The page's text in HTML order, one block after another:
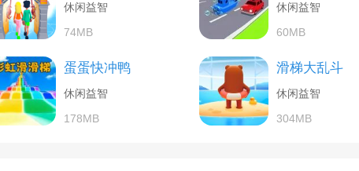
休闲益智
74MB
休闲益智
60MB
蛋蛋快冲鸭
休闲益智
178MB
滑梯大乱斗
休闲益智
304MB